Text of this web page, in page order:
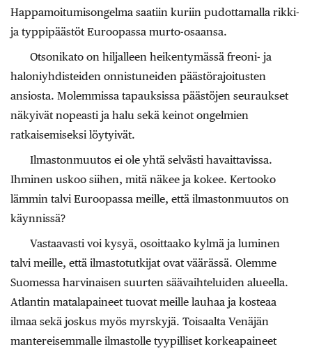
Happamoitumisongelma saatiin kuriin pudottamalla rikki-
ja typpipäästöt Euroopassa murto-osaansa.
Otsonikato on hiljalleen heikentymässä freoni- ja
haloniyhdisteiden onnistuneiden päästörajoitusten
ansiosta. Molemmissa tapauk­sissa päästöjen seuraukset
näkyivät nopeasti ja halu sekä keinot ongelmien
ratkaisemiseksi löytyivät.
Ilmastonmuutos ei ole yhtä selvästi havaittavissa.
Ihminen uskoo siihen, mitä näkee ja kokee. Kertooko
lämmin talvi Euroopassa meille, että ilmastonmuutos on
käynnissä?
Vastaavasti voi kysyä, osoittaako kylmä ja luminen
talvi meille, että ilmastotutkijat ovat väärässä. Olemme
Suomessa harvinaisen suurten säävaihteluiden alueella.
Atlantin matalapaineet tuovat meille lauhaa ja kosteaa
ilmaa sekä joskus myös myrskyjä. Toisaalta Venäjän
mantereisemmalle ilmastolle tyypilliset korkeapaineet